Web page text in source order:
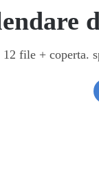
12 file + coperta.